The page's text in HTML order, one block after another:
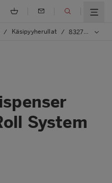
/ Käsipyyherullat / 83275 Katrin Plus Dispenser Paper Towel Roll System M 1-Ply
System